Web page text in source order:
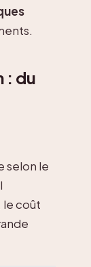
: du
selon le
le coût